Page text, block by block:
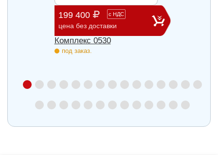
199 400 с НДС
цена без доставки
Комплекс 0530
под заказ.